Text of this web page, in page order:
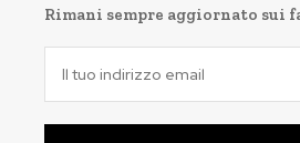
Rimani sempre aggiornato sui